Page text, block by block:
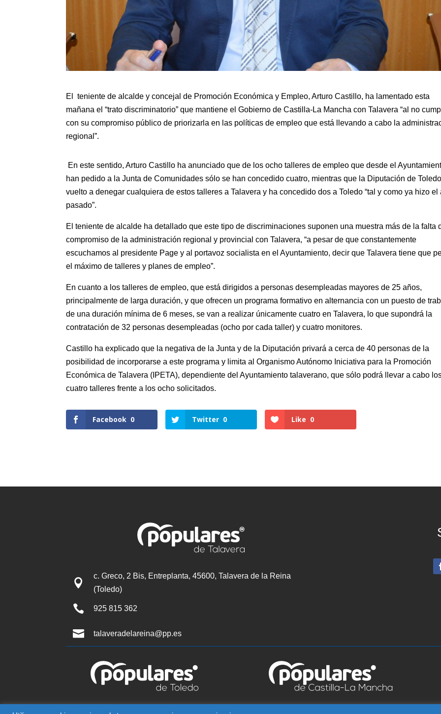
El teniente de alcalde y concejal de Promoción Económica y Empleo, Arturo Castillo, ha lamentado esta
mañana el “trato discriminatorio” que mantiene el Gobierno de Castilla-La Mancha con Talavera “al no
con su compromiso público de priorizarla en las políticas de empleo que está llevando a cabo la
regional”.
En este sentido, Arturo Castillo ha anunciado que de los ocho talleres de empleo que desde el
han pedido a la Junta de Comunidades sólo se han concedido cuatro, mientras que la Diputación de
vuelto a denegar cualquiera de estos talleres a Talavera y ha concedido dos a Toledo “tal y como ya hizo el
pasado”.
El teniente de alcalde ha detallado que este tipo de discriminaciones suponen una muestra más de la falta
compromiso de la administración regional y provincial con Talavera, “a pesar de que constantemente
escuchamos al presidente Page y al portavoz socialista en el Ayuntamiento, decir que Talavera tiene que
el máximo de talleres y planes de empleo”.
En cuanto a los talleres de empleo, que está dirigidos a personas desempleadas mayores de 25 años,
principalmente de larga duración, y que ofrecen un programa formativo en alternancia con un puesto de
de una duración mínima de 6 meses, se van a realizar únicamente cuatro en Talavera, lo que supondrá la
contratación de 32 personas desempleadas (ocho por cada taller) y cuatro monitores.
Castillo ha explicado que la negativa de la Junta y de la Diputación privará a cerca de 40 personas de la
posibilidad de incorporarse a este programa y limita al Organismo Autónomo Iniciativa para la Promoción
Económica de Talavera (IPETA), dependiente del Ayuntamiento talaverano, que sólo podrá llevar a cabo
cuatro talleres frente a los ocho solicitados.
Facebook 0 Twitter 0 Like 0

c. Greco, 2 Bis, Entreplanta, 45600, Talavera de la Reina
(Toledo)
 925 815 362
 talaveradelareina@pp.es